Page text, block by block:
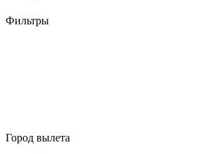
Фильтры
Город вылета